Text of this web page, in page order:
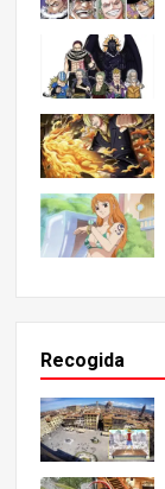
Recogida